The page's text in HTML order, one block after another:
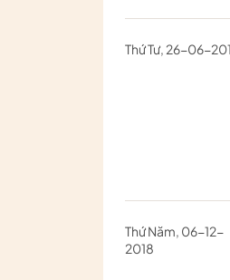
Thứ Tư, 26-06-
Thứ Năm, 06-12-
2018